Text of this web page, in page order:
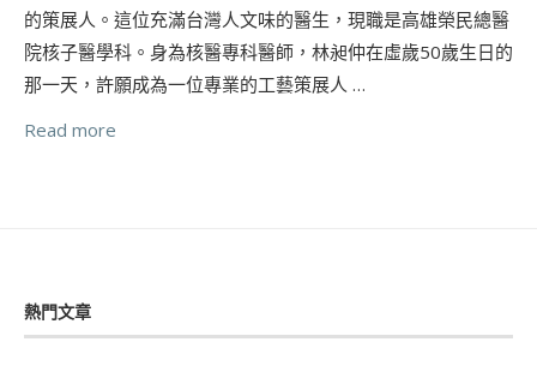
的策展人。這位充滿台灣人文味的醫生，現職是高雄榮民總醫
院核子醫學科。身為核醫專科醫師，林昶仲在虛歲50歲生日的
那一天，許願成為一位專業的工藝策展人 …
Read more
熱門文章